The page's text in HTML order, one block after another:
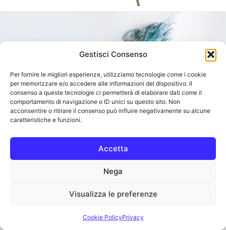
Gestisci Consenso
Per fornire le migliori esperienze, utilizziamo tecnologie come i cookie
per memorizzare e/o accedere alle informazioni del dispositivo. Il
consenso a queste tecnologie ci permetterà di elaborare dati come il
comportamento di navigazione o ID unici su questo sito. Non
acconsentire o ritirare il consenso può influire negativamente su alcune
caratteristiche e funzioni.
Accetta
Nega
Visualizza le preferenze
Cookie PolicyPrivacy